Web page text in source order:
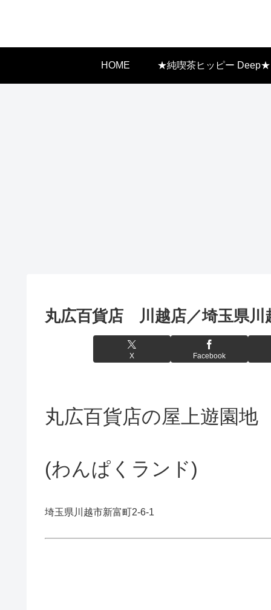
HOME ★純喫茶ヒッピー Deep★
丸広百貨店 川越店／埼玉県川
X Facebook
丸広百貨店の屋上遊園地
(わんぱくランド)
埼玉県川越市新富町2-6-1